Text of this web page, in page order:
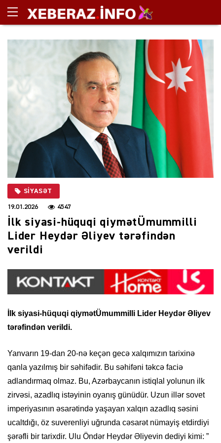
SIYASƏT
19.01.2026 4547
İlk siyasi-hüquqi qiymətÜmummilli
Lider Heydər Əliyev tərəfindən
verildi
İlk siyasi-hüquqi qiymətÜmummilli Lider Heydər Əliyev
tərəfindən verildi.
Yanvarın 19-dan 20-nə keçən gecə xalqımızın tarixinə
qanla yazılmış bir səhifədir. Bu səhifəni təkcə faciə
adlandırmaq olmaz. Bu, Azərbaycanın istiqlal yolunun ilk
zirvəsi, azadlıq istəyinin oyanış günüdür. Uzun illər sovet
imperiyasının əsarətində yaşayan xalqın azadlıq səsini
ucaltdığı, öz suverenliyi uğrunda cəsarət nümayiş etdirdiyi
şərəfli bir tarixdir. Ulu Öndər Heydər Əliyevin dediyi kimi: ”